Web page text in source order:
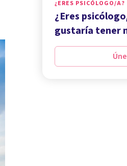
¿ERES PSICÓLOGO/A?
¿Eres
gustaría tener